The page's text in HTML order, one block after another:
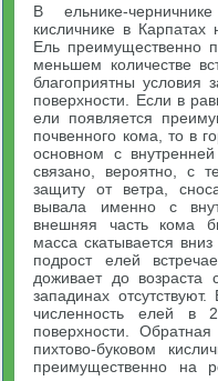
В ельнике-
кисличнике в Карпатах
Ель преимущественно
меньшем количестве
благоприятны условия
поверхности. Если в
ели появляется
почвенного кома, то в
основном с
связано, вероятно, с
защиту от ветра,
вывала именно с
внешняя часть кома
масса скатывается
подрост елей
доживает до
западинах
численность елей
поверхности.
пихтово-буковом
преимущественно на